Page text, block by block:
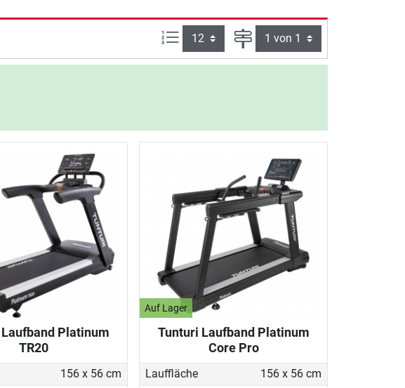
Artikel pro Seite: Seite
Platinum
TR20
156 x 56 cm
Auf Lager
Tunturi Laufband Platinum
Core Pro
Lauffläche
156 x 56 cm